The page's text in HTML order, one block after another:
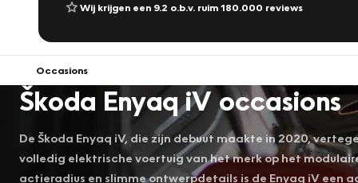
Wij krijgen een 9.2 o.b.v. ruim 180.000 reviews
Occasions
Škoda Enyaq iV occasions
De Škoda Enyaq iV, die zijn debuut maakte in 2020,
volledig elektrische voertuig van het merk op het
actieradius en slimme ontwerpdetails is de Enyaq iV een